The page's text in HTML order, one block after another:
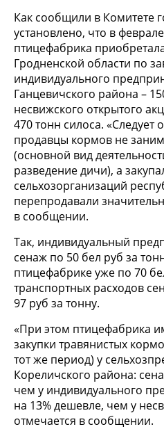
Как сообщили в Комитете
установлено, что в
птицефабрика
Гродненской области по
индивидуального
Ганцевичского района –
несвижского открытого
470 тонн силоса. «Следует
продавцы кормов не
(основной вид
разведение дичи), а
сельхозорганизаций
перепродавали
в сообщении.
Так, индивидуальный
сенаж по 50 бел руб за
птицефабрике уже по 70
транспортных расходов
97 руб за тонну.
«При этом птицефабрика
закупки травянистых
тот же период) у
Кореличского района:
чем у индивидуального
на 13% дешевле, чем у
отмечается в сообщении.